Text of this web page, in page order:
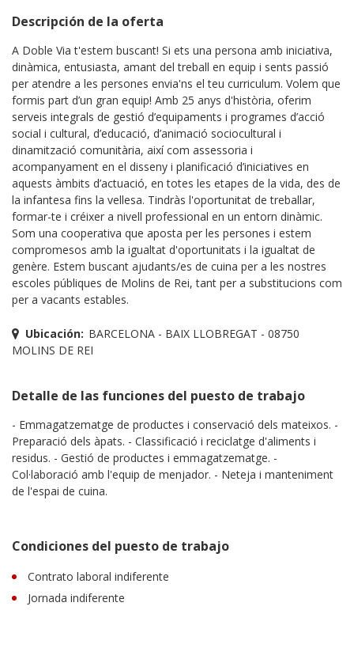
Descripción de la oferta
A Doble Via t'estem buscant! Si ets una persona amb iniciativa,
dinàmica, entusiasta, amant del treball en equip i sents passió
per atendre a les persones envia'ns el teu curriculum. Volem que
formis part d’un gran equip! Amb 25 anys d'història, oferim
serveis integrals de gestió d’equipaments i programes d’acció
social i cultural, d’educació, d’animació sociocultural i
dinamització comunitària, així com assessoria i
acompanyament en el disseny i planificació d’iniciatives en
aquests àmbits d’actuació, en totes les etapes de la vida, des de
la infantesa fins la vellesa. Tindràs l'oportunitat de treballar,
formar-te i créixer a nivell professional en un entorn dinàmic.
Som una cooperativa que aposta per les persones i estem
compromesos amb la igualtat d'oportunitats i la igualtat de
genère. Estem buscant ajudants/es de cuina per a les nostres
escoles públiques de Molins de Rei, tant per a substitucions com
per a vacants estables.
Ubicación: BARCELONA - BAIX LLOBREGAT - 08750
MOLINS DE REI
Detalle de las funciones del puesto de trabajo
- Emmagatzematge de productes i conservació dels mateixos. -
Preparació dels àpats. - Classificació i reciclatge d'aliments i
residus. - Gestió de productes i emmagatzematge. -
Col·laboració amb l'equip de menjador. - Neteja i manteniment
de l'espai de cuina.
Condiciones del puesto de trabajo
Contrato laboral indiferente
Jornada indiferente